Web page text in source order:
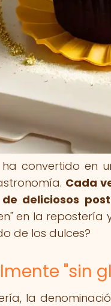
convertido en
Cada
deliciosos
en la
de los dulces?
"sin
la